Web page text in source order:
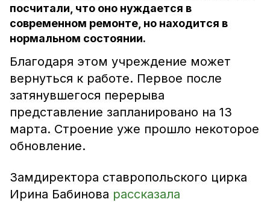
посчитали, что оно нуждается в
современном ремонте, но находится в
нормальном состоянии.
Благодаря этом учреждение может
вернуться к работе. Первое после
затянувшегося перерыва
представление запланировано на 13
марта. Строение уже прошло некоторое
обновление.
Замдиректора ставропольского цирка
Ирина Бабинова рассказала